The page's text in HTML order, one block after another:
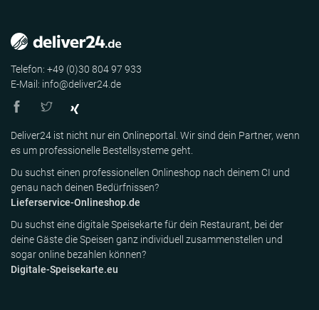
Telefon: +49 (0)30 804 97 933
E-Mail: info@deliver24.de
Deliver24 ist nicht nur ein Onlineportal. Wir sind dein Partner, wenn
es um professionelle Bestellsysteme geht.
Du suchst einen professionellen Onlineshop nach deinem CI und
genau nach deinen Bedürfnissen?
Lieferservice-Onlineshop.de
Du suchst eine digitale Speisekarte für dein Restaurant, bei der
deine Gäste die Speisen ganz individuell zusammenstellen und
sogar online bezahlen können?
Digitale-Speisekarte.eu